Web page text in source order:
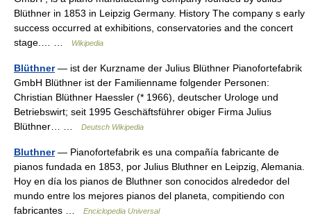
Blüthner in 1853 in Leipzig Germany. History The company s early
success occurred at exhibitions, conservatories and the concert
stage.… …
Wikipedia
Blüthner— ist der Kurzname der Julius Blüthner Pianofortefabrik
GmbH Blüthner ist der Familienname folgender Personen:
Christian Blüthner Haessler (* 1966), deutscher Urologe und
Betriebswirt; seit 1995 Geschäftsführer obiger Firma Julius
Blüthner… …
Deutsch Wikipedia
Bluthner— Pianofortefabrik es una compañía fabricante de
pianos fundada en 1853, por Julius Bluthner en Leipzig, Alemania.
Hoy en día los pianos de Bluthner son conocidos alrededor del
mundo entre los mejores pianos del planeta, compitiendo con
fabricantes …
Enciclopedia Universal